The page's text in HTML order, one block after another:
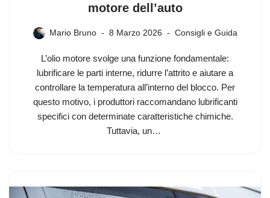
motore dell’auto
Mario Bruno 8 Marzo 2026 Consigli e Guida
L’olio motore svolge una funzione fondamentale:
lubrificare le parti interne, ridurre l’attrito e aiutare a
controllare la temperatura all’interno del blocco. Per
questo motivo, i produttori raccomandano lubrificanti
specifici con determinate caratteristiche chimiche.
Tuttavia, un…